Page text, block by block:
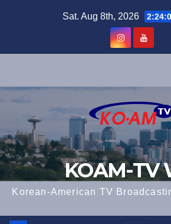
Sat. Aug 8th, 2026
KOAM-TV
Korean-American TV